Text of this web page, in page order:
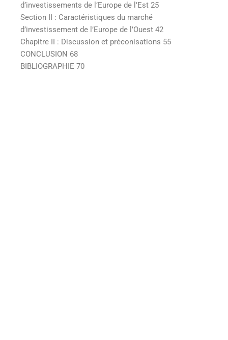
d’investissements de l’Europe de l’Est 25
Section II : Caractéristiques du marché
d’investissement de l’Europe de l’Ouest 42
Chapitre II : Discussion et préconisations 55
CONCLUSION 68
BIBLIOGRAPHIE 70